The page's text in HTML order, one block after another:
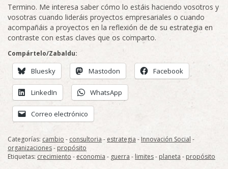
Termino. Me interesa saber cómo lo estáis haciendo vosotros y
vosotras cuando lideráis proyectos empresariales o cuando
acompañáis a proyectos en la reflexión de de su estrategia en
contraste con estas claves que os comparto.
Compártelo/Zabaldu:
Bluesky Mastodon Facebook
LinkedIn WhatsApp
Correo electrónico
Categorías: cambio - consultoria- estrategia -Innovación Social -
organizaciones- propósito
Etiquetas: crecimiento - economia - guerra - limites- planeta - propósito